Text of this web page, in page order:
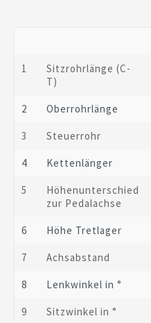
1
Sitzrohrlänge (C-
T)
2 Oberrohrlänge
3 Steuerrohr
4 Kettenlänger
5
Höhenunterschied
zur Pedalachse
6 Höhe Tretlager
7 Achsabstand
8 Lenkwinkel in °
9 Sitzwinkel in °